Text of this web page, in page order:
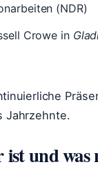
(NDR)
Crowe in
Jahrzehnte.
und was